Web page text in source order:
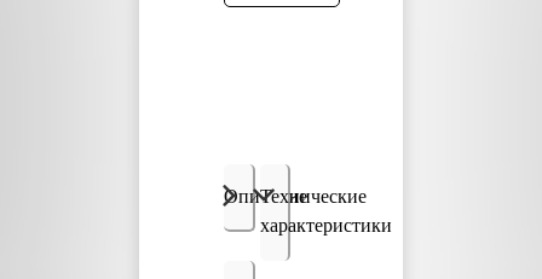
Описание
Технические
характеристики